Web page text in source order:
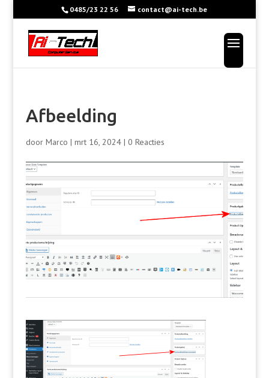
0485/23 22 56 contact@ai-tech.be
Afbeelding
door Marco | mrt 16, 2024| 0 Reacties